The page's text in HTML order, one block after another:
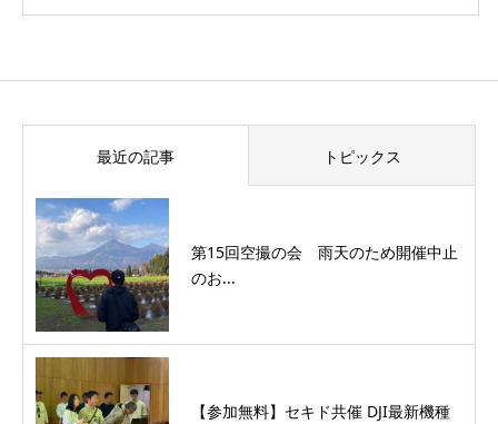
最近の記事 トピックス
第15回空撮の会 雨天のため開催中止
のお...
【参加無料】セキド共催 DJI最新機種